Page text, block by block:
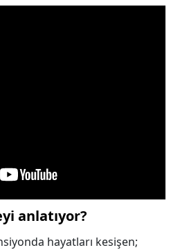
anlatıyor?
hayatları kesişen;